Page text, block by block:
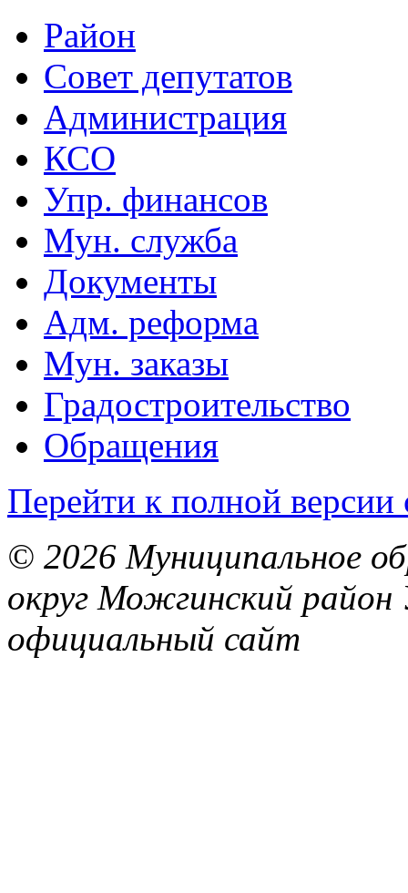
Район
Совет депутатов
Администрация
КСО
Упр. финансов
Мун. служба
Документы
Адм. реформа
Мун. заказы
Градостроительство
Обращения
Перейти к полной версии
© 2026 Муниципальное
округ Можгинский район
официальный сайт